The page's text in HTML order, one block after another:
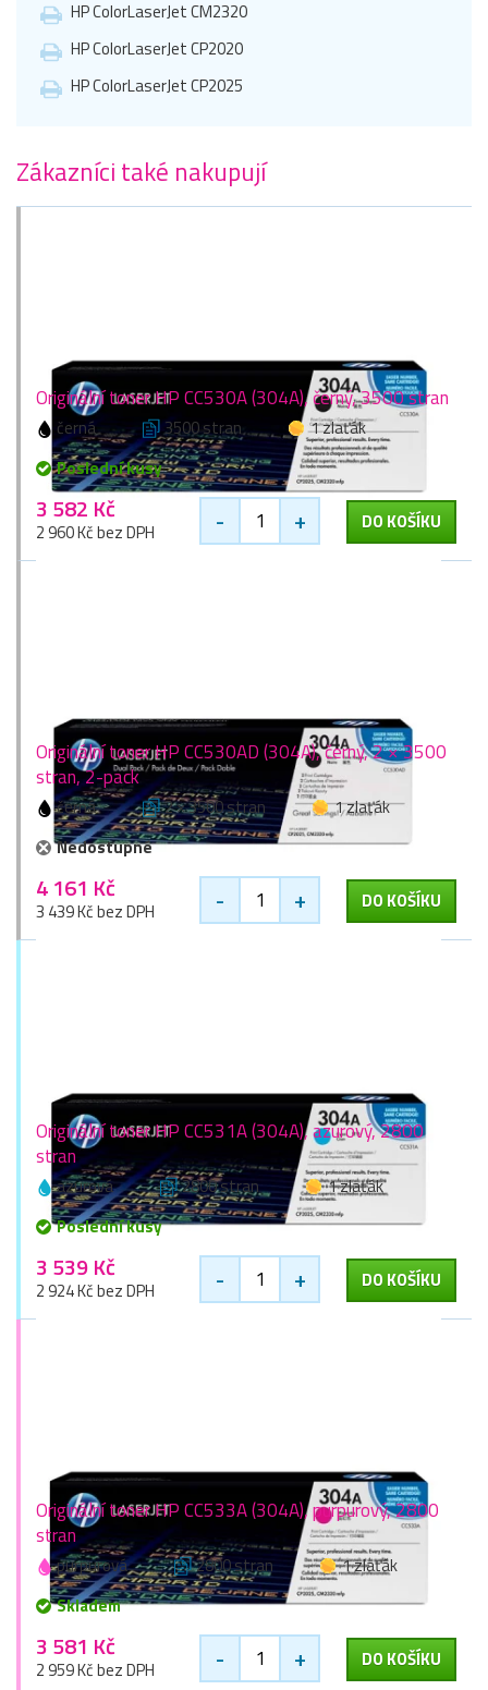
HP ColorLaserJet CM2320
HP ColorLaserJet CP2020
HP ColorLaserJet CP2025
Zákazníci také nakupují
Originální toner HP CC530A (304A), černý, 3500 stran
černá 3500 stran
1 zlaťák
Poslední kusy
3 582 Kč
2 960 Kč bez DPH - + DO KOŠÍKU
Originální toner HP CC530AD (304A), černý, 2 × 3500
stran, 2-pack
černá 2 × 3500 stran
1 zlaťák
Nedostupné
4 161 Kč
3 439 Kč bez DPH - + DO KOŠÍKU
Originální toner HP CC531A (304A), azurový, 2800
stran
azurová 2800 stran
1 zlaťák
Poslední kusy
3 539 Kč
2 924 Kč bez DPH - + DO KOŠÍKU
Originální toner HP CC533A (304A), purpurový, 2800
stran
purpurová 2800 stran
1 zlaťák
Skladem
3 581 Kč
2 959 Kč bez DPH - + DO KOŠÍKU